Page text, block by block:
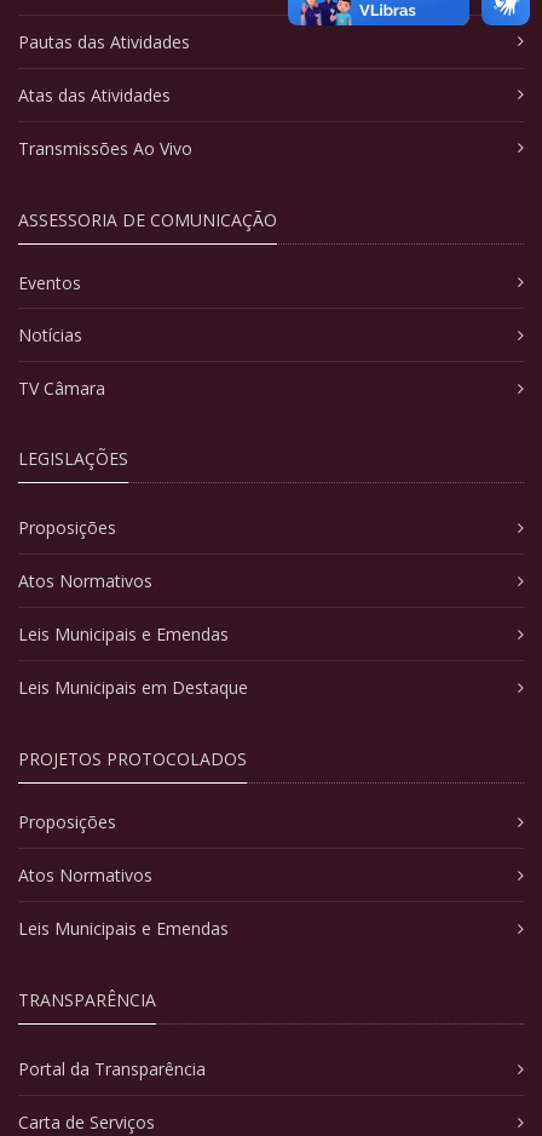
Pautas das Atividades
Atas das Atividades
Transmissões Ao Vivo
ASSESSORIA DE COMUNICAÇÃO
Eventos
Notícias
TV Câmara
LEGISLAÇÕES
Proposições
Atos Normativos
Leis Municipais e Emendas
Leis Municipais em Destaque
PROJETOS PROTOCOLADOS
Proposições
Atos Normativos
Leis Municipais e Emendas
TRANSPARÊNCIA
Portal da Transparência
Carta de Serviços